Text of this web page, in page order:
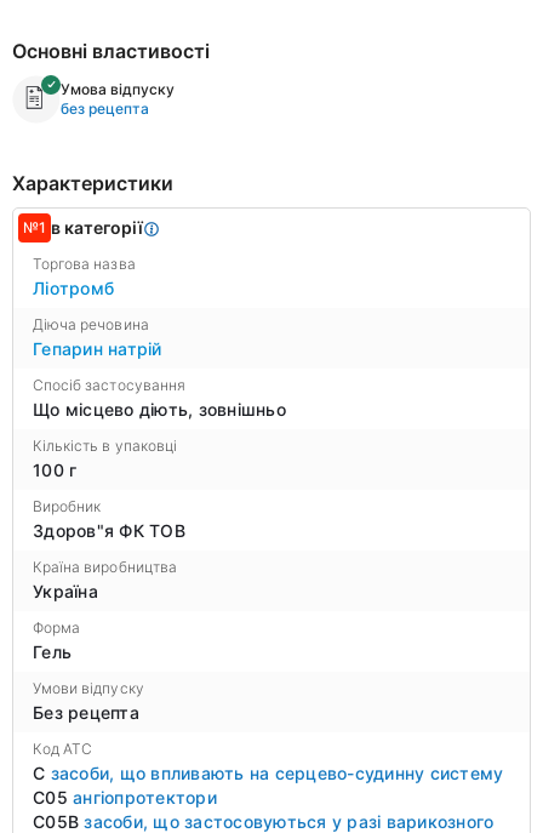
Основні властивості
Умова відпуску
без рецепта
Характеристики
№1 в категорії
Торгова назва
Ліотромб
Діюча речовина
Гепарин натрій
Спосіб застосування
Що місцево діють, зовнішньо
Кількість в упаковці
100 г
Виробник
Здоров"я ФК ТОВ
Країна виробництва
Україна
Форма
Гель
Умови відпуску
Без рецепта
Код ATC
C засоби, що впливають на серцево-судинну систему
C05 ангіопротектори
C05Bзасоби, що застосовуються у разі варикозного